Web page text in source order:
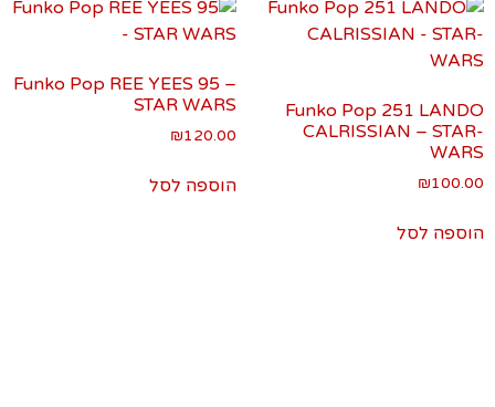
Funko Pop 251 LANDO
CALRISSIAN – STAR-
WARS
₪100.00
הוספה לסל
Funko Pop REE YEES 95 –
STAR WARS
₪120.00
הוספה לסל